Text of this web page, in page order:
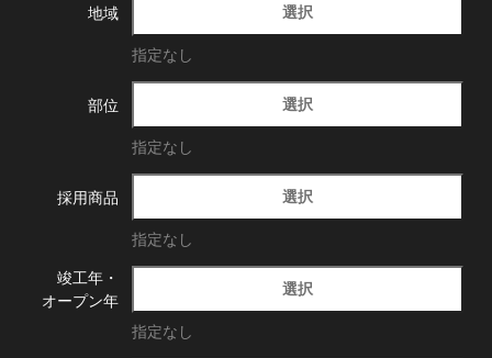
地域 選択
指定なし
部位 選択
指定なし
採用商品 選択
指定なし
竣工年・
オープン年
選択
指定なし